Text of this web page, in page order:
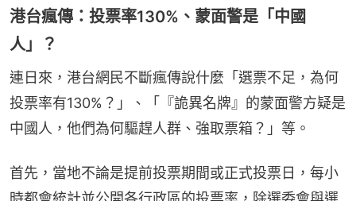
港台瘋傳：投票率130%、蒙面警是「中國
人」？
連日來，港台網民不斷瘋傳說什麼「選票不足，為何
投票率有130%？」、「『詭異名牌』的蒙面警方疑是
中國人，他們為何驅趕人群、強取票箱？」等。
首先，當地不論是提前投票期間或正式投票日，每小